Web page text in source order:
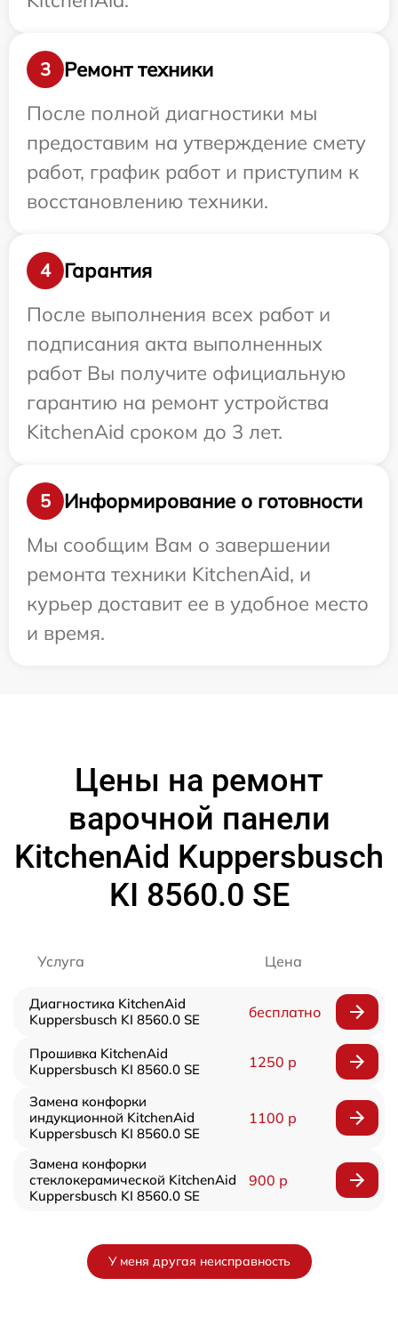
3
Ремонт техники
После полной диагностики мы
предоставим на утверждение смету
работ, график работ и приступим к
восстановлению техники.
4
Гарантия
После выполнения всех работ и
подписания акта выполненных
работ Вы получите официальную
гарантию на ремонт устройства
KitchenAid сроком до 3 лет.
5
Информирование о готовности
Мы сообщим Вам о завершении
ремонта техники KitchenAid, и
курьер доставит ее в удобное место
и время.
Цены на ремонт
варочной панели
KitchenAid Kuppersbusch
KI 8560.0 SE
Услуга Цена
Диагностика KitchenAid
Kuppersbusch KI 8560.0 SE
бесплатно
Прошивка KitchenAid
Kuppersbusch KI 8560.0 SE
1250 р
Замена конфорки
индукционной KitchenAid
Kuppersbusch KI 8560.0 SE
1100 р
Замена конфорки
стеклокерамической KitchenAid
Kuppersbusch KI 8560.0 SE
900 р
У меня другая неисправность